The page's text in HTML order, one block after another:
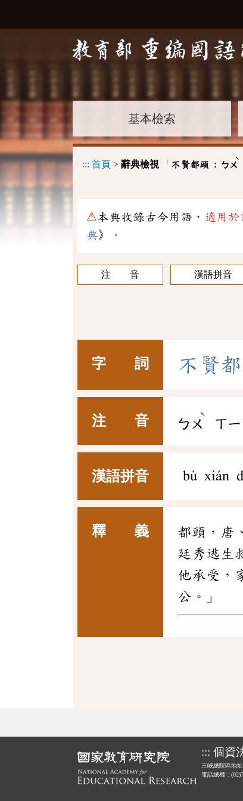
基本檢索
::: 首頁 > 辭典檢視「 不賢都頭 : ㄅㄨ
ˋ
⚠本典收錄古今用語， 適用於
典》。
注 音 漢語拼音
字 詞 不 賢都
注 音 ㄅㄨ
ˋ
ㄒㄧ
漢語拼音 bù xián
釋 義 都頭，唐
廷秀逃生
他承受，
公。」
::: 個資
三峽總院區地
電話總機：